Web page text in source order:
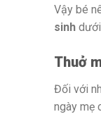
Vậy bé
sinh
Thuở
Đối với
ngày mẹ